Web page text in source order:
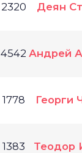
2320 Деян
4542 Андрей
1778 Георги
1383 Теодор